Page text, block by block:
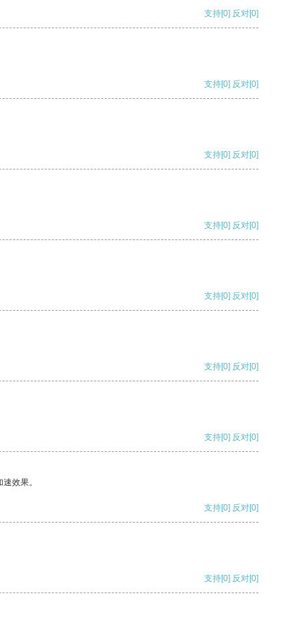
支持[0] 反对[0]
支持[0] 反对[0]
支持[0] 反对[0]
支持[0] 反对[0]
支持[0] 反对[0]
支持[0] 反对[0]
支持[0] 反对[0]
效果。
支持[0] 反对[0]
支持[0] 反对[0]